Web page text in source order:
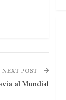
NEXT POST
al Mundial